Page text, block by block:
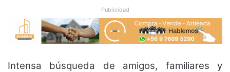
Publicidad
Intensa búsqueda de amigos, familiares y